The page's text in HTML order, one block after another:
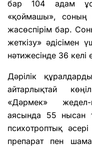
бар 104 адам
«қоймашы», соның
жасөспірім бар.
жеткізу» әдісімен
нәтижесінде 36 келі
Дәрілік
айтарлықтай
«Дәрмек» жедел-
аясында 55 нысан
психотроптық
препарат пен